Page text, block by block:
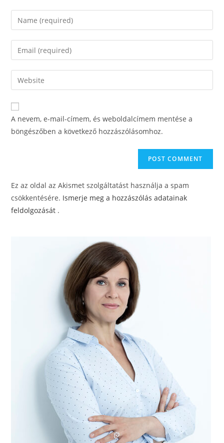
A nevem, e-mail-címem, és weboldalcímem mentése a
böngészőben a következő hozzászólásomhoz.
Ez az oldal az Akismet szolgáltatást használja a spam
csökkentésére. Ismerje meg a hozzászólás adatainak
feldolgozását .